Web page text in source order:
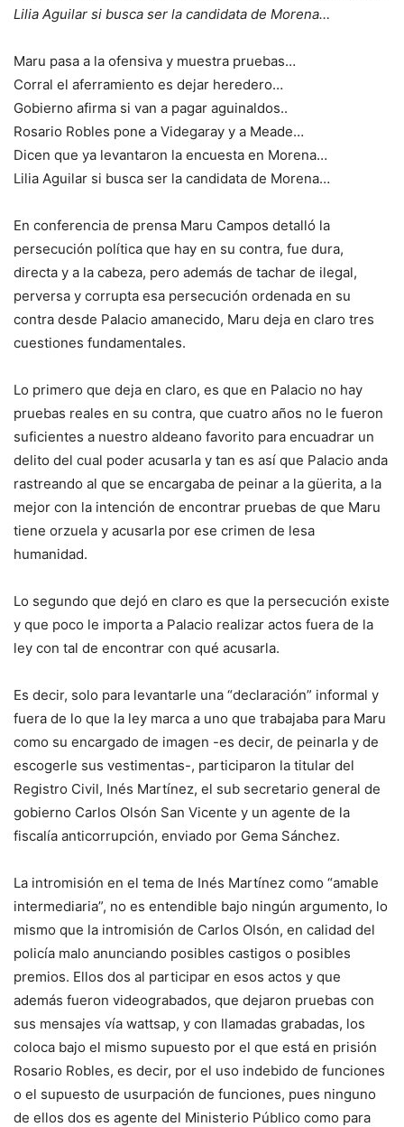
Lilia Aguilar si busca ser la candidata de Morena…
Maru pasa a la ofensiva y muestra pruebas…
Corral el aferramiento es dejar heredero…
Gobierno afirma si van a pagar aguinaldos..
Rosario Robles pone a Videgaray y a Meade…
Dicen que ya levantaron la encuesta en Morena…
Lilia Aguilar si busca ser la candidata de Morena…
En conferencia de prensa Maru Campos detalló la
persecución política que hay en su contra, fue dura,
directa y a la cabeza, pero además de tachar de ilegal,
perversa y corrupta esa persecución ordenada en su
contra desde Palacio amanecido, Maru deja en claro tres
cuestiones fundamentales.
Lo primero que deja en claro, es que en Palacio no hay
pruebas reales en su contra, que cuatro años no le fueron
suficientes a nuestro aldeano favorito para encuadrar un
delito del cual poder acusarla y tan es así que Palacio anda
rastreando al que se encargaba de peinar a la güerita, a la
mejor con la intención de encontrar pruebas de que Maru
tiene orzuela y acusarla por ese crimen de lesa
humanidad.
Lo segundo que dejó en claro es que la persecución existe
y que poco le importa a Palacio realizar actos fuera de la
ley con tal de encontrar con qué acusarla.
Es decir, solo para levantarle una “declaración” informal y
fuera de lo que la ley marca a uno que trabajaba para Maru
como su encargado de imagen -es decir, de peinarla y de
escogerle sus vestimentas-, participaron la titular del
Registro Civil, Inés Martínez, el sub secretario general de
gobierno Carlos Olsón San Vicente y un agente de la
fiscalía anticorrupción, enviado por Gema Sánchez.
La intromisión en el tema de Inés Martínez como “amable
intermediaria”, no es entendible bajo ningún argumento, lo
mismo que la intromisión de Carlos Olsón, en calidad del
policía malo anunciando posibles castigos o posibles
premios. Ellos dos al participar en esos actos y que
además fueron videograbados, que dejaron pruebas con
sus mensajes vía wattsap, y con llamadas grabadas, los
coloca bajo el mismo supuesto por el que está en prisión
Rosario Robles, es decir, por el uso indebido de funciones
o el supuesto de usurpación de funciones, pues ninguno
de ellos dos es agente del Ministerio Público como para